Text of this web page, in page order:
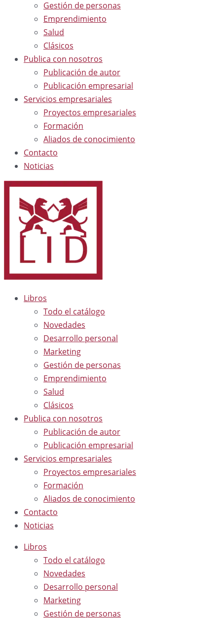
Gestión de personas
Emprendimiento
Salud
Clásicos
Publica con nosotros
Publicación de autor
Publicación empresarial
Servicios empresariales
Proyectos empresariales
Formación
Aliados de conocimiento
Contacto
Noticias
Libros
Todo el catálogo
Novedades
Desarrollo personal
Marketing
Gestión de personas
Emprendimiento
Salud
Clásicos
Publica con nosotros
Publicación de autor
Publicación empresarial
Servicios empresariales
Proyectos empresariales
Formación
Aliados de conocimiento
Contacto
Noticias
Libros
Todo el catálogo
Novedades
Desarrollo personal
Marketing
Gestión de personas